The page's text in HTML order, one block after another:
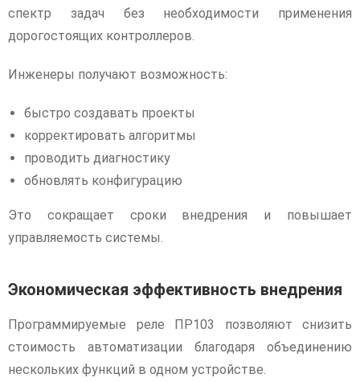
спектр задач без необходимости применения
дорогостоящих контроллеров.
Инженеры получают возможность:
быстро создавать проекты
корректировать алгоритмы
проводить диагностику
обновлять конфигурацию
Это сокращает сроки внедрения и повышает
управляемость системы.
Экономическая эффективность внедрения
Программируемые реле ПР103 позволяют снизить
стоимость автоматизации благодаря объединению
нескольких функций в одном устройстве.